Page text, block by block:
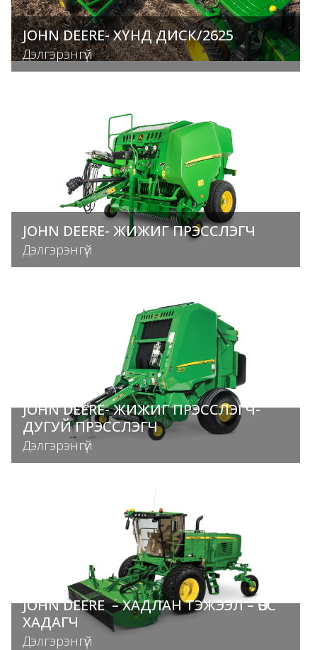
JOHN DEERE- ХҮНД ДИСК/2625
Дэлгэрэнгүй
JOHN DEERE- ЖИЖИГ ПРЭССЛЭГЧ
Дэлгэрэнгүй
JOHN DEERE- ЖИЖИГ ПРЭССЛЭГЧ-
ДУГУЙ ПРЭССЛЭГЧ
Дэлгэрэнгүй
JOHN DEERE – ХАДЛАН ТЭЖЭЭЛ – ӨВС
ХАДАГЧ
Дэлгэрэнгүй